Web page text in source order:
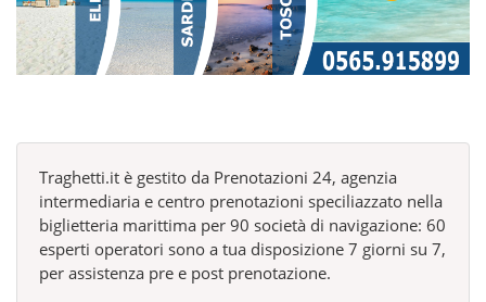
Traghetti.it è gestito da Prenotazioni 24, agenzia
intermediaria e centro prenotazioni speciliazzato nella
biglietteria marittima per 90 società di navigazione: 60
esperti operatori sono a tua disposizione 7 giorni su 7,
per assistenza pre e post prenotazione.